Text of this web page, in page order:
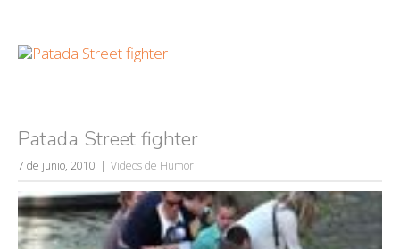
Patada Street fighter
7 de junio, 2010 Videos de Humor